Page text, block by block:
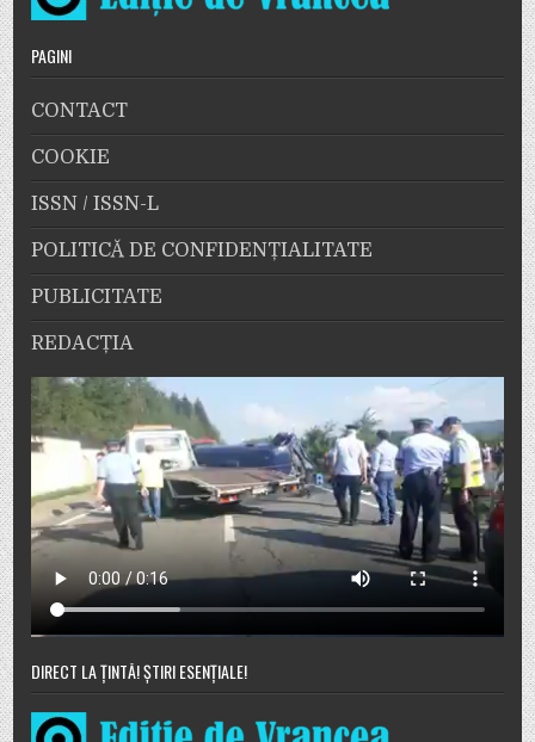
PAGINI
CONTACT
COOKIE
ISSN / ISSN-L
POLITICĂ DE CONFIDENȚIALITATE
PUBLICITATE
REDACȚIA
DIRECT LA ȚINTĂ! ȘTIRI ESENȚIALE!